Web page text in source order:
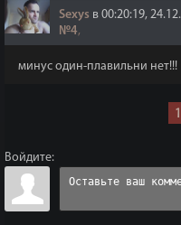
Sexys в 00:20:19,
№4,
минус один-плавильни нет!!!
1
Войдите: